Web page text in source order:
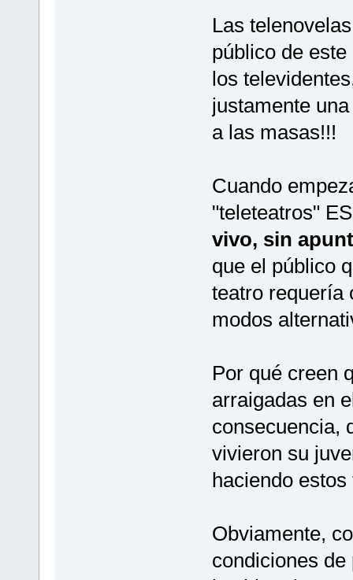
Las
público de
los
justamente
a las masas!!!
Cuando
"teleteatros"
vivo, sin
que el público
teatro requería
modos
Por qué creen
arraigadas en
consecuencia,
vivieron su
haciendo
Obviamente,
condiciones